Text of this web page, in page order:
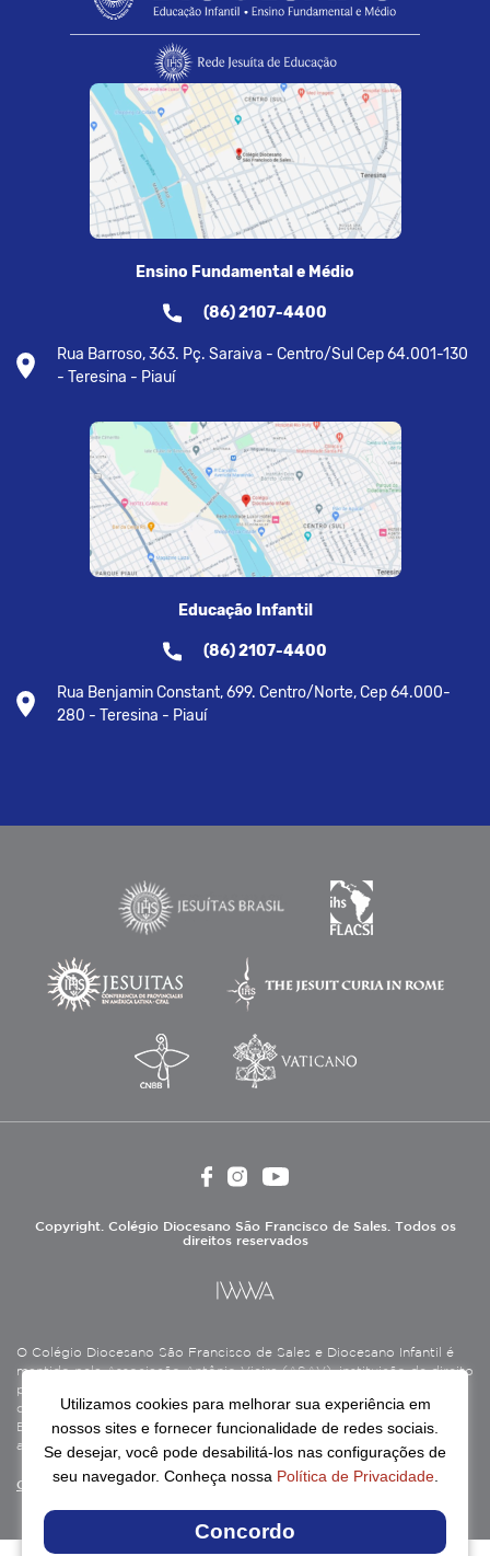
Ensino Fundamental e Médio
(86) 2107-4400
Rua Barroso, 363. Pç. Saraiva - Centro/Sul Cep 64.001-130
- Teresina - Piauí
Educação Infantil
(86) 2107-4400
Rua Benjamin Constant, 699. Centro/Norte, Cep 64.000-
280 - Teresina - Piauí
Copyright. Colégio Diocesano São Francisco de Sales. Todos os
direitos reservados
O Colégio Diocesano São Francisco de Sales e Diocesano Infantil é
mantido pela Associação Antônio Vieira (ASAV), instituição de direito
privado sem fins lucrativos, filantrópica, de natureza educativa,
cultural, assistencial e beneficente, certificada como Entidade
Beneficente de Assistência Social (CEBAS), nas áreas de educação e
assistência social.
Continue lendo
Utilizamos cookies para melhorar sua experiência em
nossos sites e fornecer funcionalidade de redes sociais.
Se desejar, você pode desabilitá-los nas configurações de
seu navegador. Conheça nossa Política de Privacidade.
Concordo